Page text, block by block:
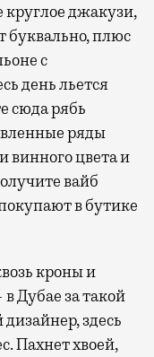
круглое джакузи,
буквально, плюс
с
день льется
сюда рябь
ряды
винного цвета и
вайб
в бутике
кроны и
Дубае за такой
здесь
Пахнет хвоей,